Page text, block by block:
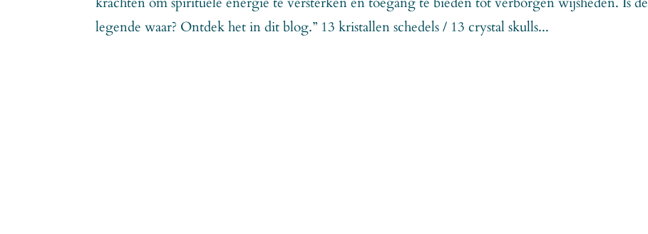
legende waar? Ontdek het in dit blog.” 13 kristallen schedels / 13 crystal skulls...